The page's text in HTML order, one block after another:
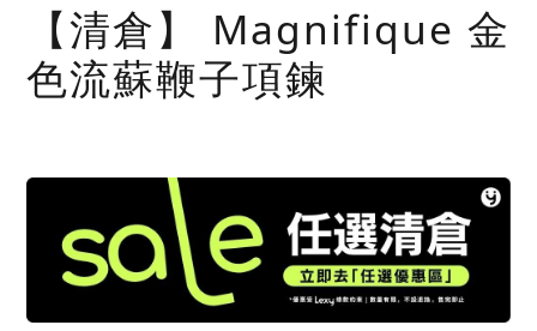
【清倉】 Magnifique 金
色流蘇鞭子項鍊